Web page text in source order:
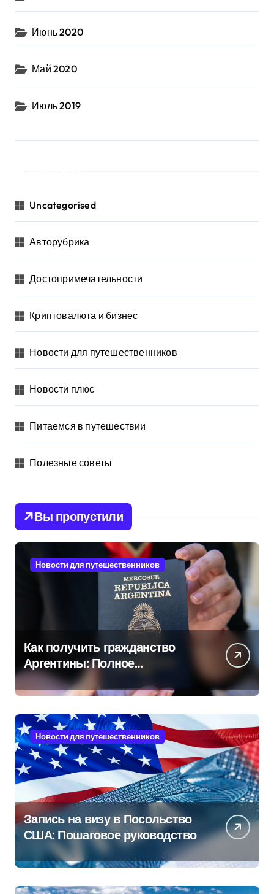
Июнь 2020
Май 2020
Июль 2019
Uncategorised
Авторубрика
Достопримечательности
Криптовалюта и бизнес
Новости для путешественников
Новости плюс
Питаемся в путешествии
Полезные советы
Вы пропустили
Новости для путешественников
Как получить гражданство
Аргентины: Полное
руководство
Новости для путешественников
Запись на визу в Посольство
США: Пошаговое руководство